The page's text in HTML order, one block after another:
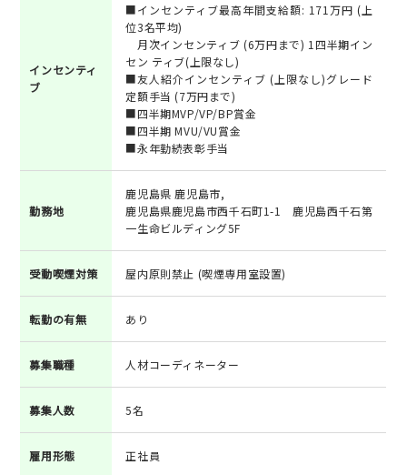
インセンティ
ブ
■インセンティブ最高年間支給額: 171万円 (上
位3名平均)
月次インセンティブ (6万円まで) 1四半期イン
セン ティブ(上限なし)
■友人紹介インセンティブ (上限なし)グレード
定額手当 (7万円まで)
■四半期MVP/VP/BP賞金
■四半期 MVU/VU賞金
■永年勤続表彰手当
勤務地
鹿児島県 鹿児島市,
鹿児島県鹿児島市西千石町1-1 鹿児島西千石第
一生命ビルディング5F
受動喫煙対策 屋内原則禁止 (喫煙専用室設置)
転勤の有無 あり
募集職種 人材コーディネーター
募集人数 5名
雇用形態 正社員